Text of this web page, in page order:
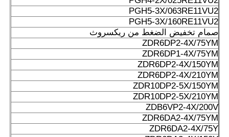
PGH5-3X/063RE11VU2
PGH5-3X/160RE11VU2
صمام تخفيض الضغط من ريكسروث
ZDR6DP2-4X/75YM
ZDR6DP1-4X/75YM
ZDR6DP2-4X/150YM
ZDR6DP2-4X/210YM
ZDR10DP2-5X/150YM
ZDR10DP2-5X/210YM
ZDB6VP2-4X/200V
ZDR6DA2-4X/75YM
ZDR6DA2-4X/75Y